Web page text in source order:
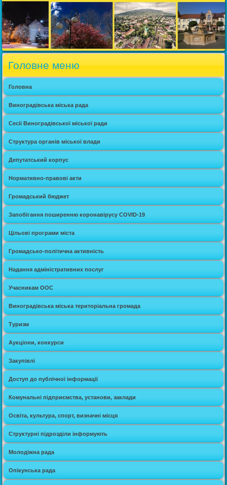
Головне меню
Головна
Виноградівська міська рада
Сесії Виноградівської міської ради
Структура органів міської влади
Депутатський корпус
Нормативно-правові акти
Громадський бюджет
Запобігання поширенню коронавірусу COVID-19
Цільові програми міста
Громадсько-політична активність
Надання адміністративних послуг
Учасникам ООС
Виноградівська міська територіальна громада
Туризм
Аукціони, конкурси
Закупівлі
Доступ до публічної інформації
Комунальні підприємства, установи, заклади
Освіта, культура, спорт, визначні місця
Структурні підрозділи інформують
Молодіжна рада
Опікунська рада